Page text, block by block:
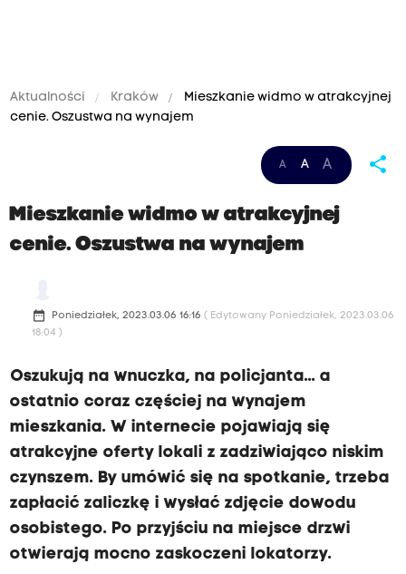
Aktualności Kraków
Mieszkanie widmo w atrakcyjnej
cenie. Oszustwa na wynajem
A A A share
Mieszkanie widmo w atrakcyjnej
cenie. Oszustwa na wynajem
date_range Poniedziałek, 2023.03.06 16:16 ( Edytowany Poniedziałek, 2023.03.06
18:04 )
Oszukują na wnuczka, na policjanta... a
ostatnio coraz częściej na wynajem
mieszkania. W internecie pojawiają się
atrakcyjne oferty lokali z zadziwiająco niskim
czynszem. By umówić się na spotkanie, trzeba
zapłacić zaliczkę i wysłać zdjęcie dowodu
osobistego. Po przyjściu na miejsce drzwi
otwierają mocno zaskoczeni lokatorzy.
r
a
i
e
j
p
o
l
i
c